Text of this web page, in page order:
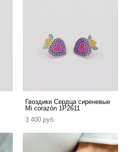
Гвоздики Сердца сиреневые
Mi corazón 1P2611
3 400 pуб.